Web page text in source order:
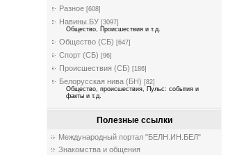
Разное [608]
Навины.БУ [3097]
Общество, Происшествия и т.д.
Общество (СБ) [647]
Спорт (СБ) [96]
Происшествия (СБ) [186]
Белорусская нива (БН) [82]
Общество, происшествия, Пульс: события и
факты и т.д.
Полезные ссылки
Международный портал "БЕЛН.ИН.БЕЛ"
Знакомства и общения